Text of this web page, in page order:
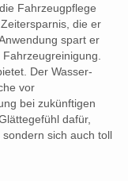
Fahrzeugpflege
die er
spart er
Der Wasser-
vor
bei zukünftigen
dafür,
sich auch toll